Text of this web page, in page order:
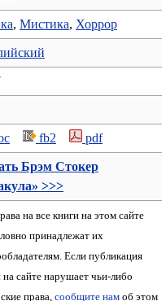
, Мистика, Хоррор
fb2 pdf
Брэм Стокер
>>>
на все книги на этом сайте
принадлежат их
Если публикация
на сайте нарушает чьи-либо
права,сообщите нам об этом